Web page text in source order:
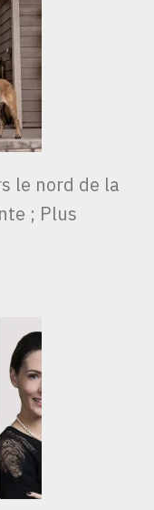
le nord de la
; Plus